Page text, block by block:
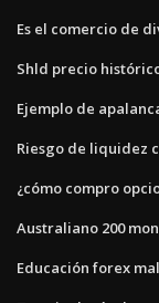
Es el comercio de
Shld precio
Ejemplo de
Riesgo de liquidez
¿cómo compro
Australiano 200
Educación forex